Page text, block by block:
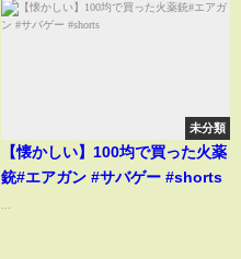
未分類
【懐かしい】100均で買った火薬
銃#エアガン #サバゲー #shorts